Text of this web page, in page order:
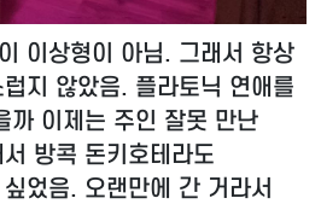
이상형이 아님. 그래서 항상
지 않았음. 플라토닉 연애를
까 이제는 주인 잘못 만난
방콕 돈키호테라도
었음. 오랜만에 간 거라서